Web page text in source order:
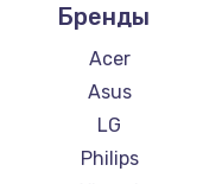
Заказать
Замена вебкамеры
1490 руб.
Заказать
Ремонт проекторов Barco
Ремонт проекторов Xgimi
проекторов Canon
Ремонт проекторов JVC
Ремонт проекторов Casio
Бренды
Acer
Asus
LG
Philips